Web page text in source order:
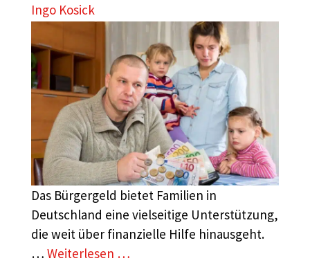
Ingo Kosick
Das Bürgergeld bietet Familien in
Deutschland eine vielseitige Unterstützung,
die weit über finanzielle Hilfe hinausgeht.
… Weiterlesen …